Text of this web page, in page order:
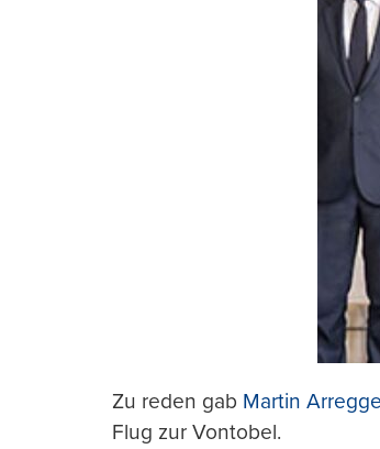
Zu reden gab Martin
Flug zur Vontobel.